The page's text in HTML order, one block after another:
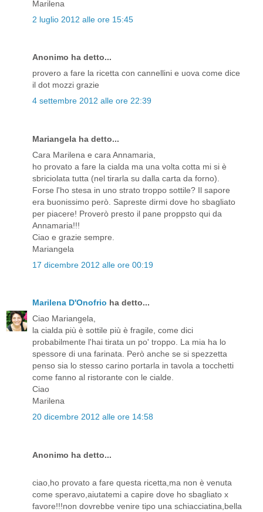
Marilena
2 luglio 2012 alle ore 15:45
Anonimo ha detto...
provero a fare la ricetta con cannellini e uova come dice
il dot mozzi grazie
4 settembre 2012 alle ore 22:39
Mariangela ha detto...
Cara Marilena e cara Annamaria,
ho provato a fare la cialda ma una volta cotta mi si è
sbriciolata tutta (nel tirarla su dalla carta da forno).
Forse l'ho stesa in uno strato troppo sottile? Il sapore
era buonissimo però. Sapreste dirmi dove ho sbagliato
per piacere! Proverò presto il pane proppsto qui da
Annamaria!!!
Ciao e grazie sempre.
Mariangela
17 dicembre 2012 alle ore 00:19
Marilena D'Onofrio ha detto...
Ciao Mariangela,
la cialda più è sottile più è fragile, come dici
probabilmente l'hai tirata un po' troppo. La mia ha lo
spessore di una farinata. Però anche se si spezzetta
penso sia lo stesso carino portarla in tavola a tocchetti
come fanno al ristorante con le cialde.
Ciao
Marilena
20 dicembre 2012 alle ore 14:58
Anonimo ha detto...
ciao,ho provato a fare questa ricetta,ma non è venuta
come speravo,aiutatemi a capire dove ho sbagliato x
favore!!!non dovrebbe venire tipo una schiacciatina,bella